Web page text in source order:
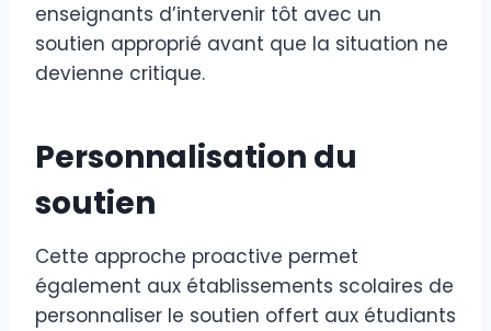
enseignants d’intervenir tôt avec un
soutien approprié avant que la situation ne
devienne critique.
Personnalisation du
soutien
Cette approche proactive permet
également aux établissements scolaires de
personnaliser le soutien offert aux étudiants